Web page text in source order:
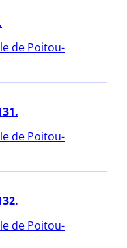
de Poitou-
de Poitou-
de Poitou-